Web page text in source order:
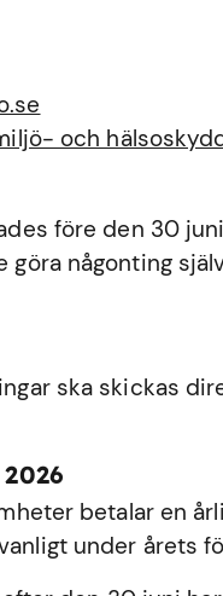
och
före den 30
göra någonting
ska skickas
betalar en
under årets